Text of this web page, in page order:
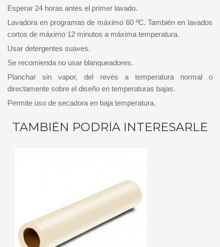
Esperar 24 horas antes el primer lavado.
Lavadora en programas de máximo 60 ºC. También en lavados
cortos de máximo 12 minutos a máxima temperatura.
Usar detergentes suaves.
Se recomienda no usar blanqueadores.
Planchar sin vapor, del revés a temperatura normal o
directamente sobre el diseño en temperaturas bajas.
Permite uso de secadora en baja temperatura.
TAMBIÉN PODRÍA INTERESARLE